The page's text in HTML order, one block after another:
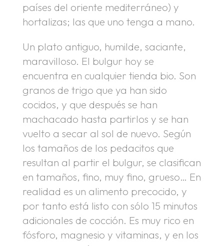
países del oriente mediterráneo) y
hortalizas; las que uno tenga a mano.
Un plato antiguo, humilde, saciante,
maravilloso. El bulgur hoy se
encuentra en cualquier tienda bio. Son
granos de trigo que ya han sido
cocidos, y que después se han
machacado hasta partirlos y se han
vuelto a secar al sol de nuevo. Según
los tamaños de los pedacitos que
resultan al partir el bulgur, se clasifican
en tamaños, fino, muy fino, grueso… En
realidad es un alimento precocido, y
por tanto está listo con sólo 15 minutos
adicionales de cocción. Es muy rico en
fósforo, magnesio y vitaminas, y en los